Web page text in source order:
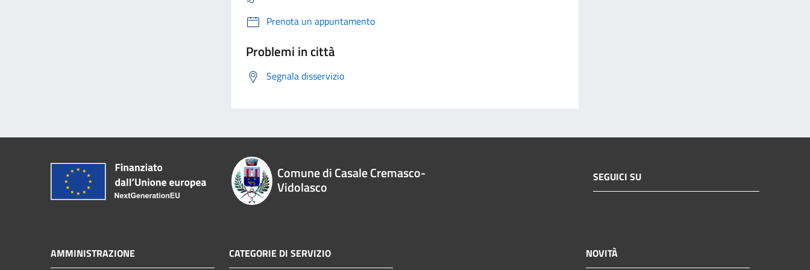
Prenota un appuntamento
Problemi in città
Segnala disservizio
Comune di Casale Cremasco-
Vidolasco
SEGUICI SU
AMMINISTRAZIONE CATEGORIE DI SERVIZIO NOVITÀ